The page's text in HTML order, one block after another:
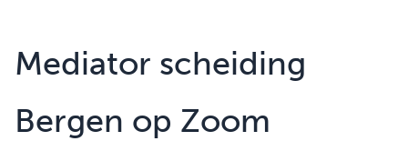
Mediator scheiding
Bergen op Zoom